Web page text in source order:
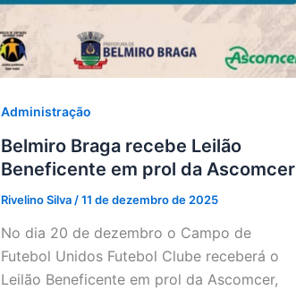
Administração
Belmiro Braga recebe Leilão
Beneficente em prol da Ascomcer
Rivelino Silva /11 de dezembro de 2025
No dia 20 de dezembro o Campo de
Futebol Unidos Futebol Clube receberá o
Leilão Beneficente em prol da Ascomcer,